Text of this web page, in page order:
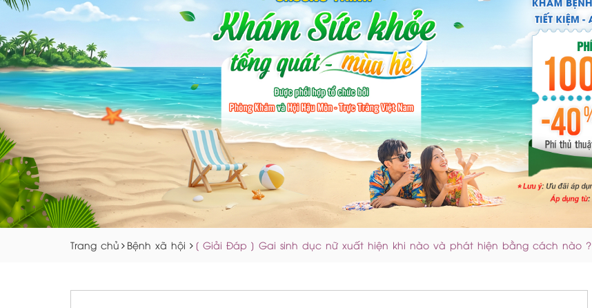
Trang chủ Bệnh xã hội [ Giải Đáp ] Gai sinh dục nữ xuất hiện khi nào và phát hiện bằng cách nào ?